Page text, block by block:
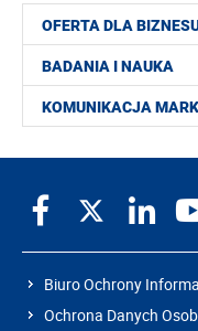
OFERTA DLA
BADANIA I NAUKA
KOMUNIKACJA
Biuro Ochrony
Ochrona Danych